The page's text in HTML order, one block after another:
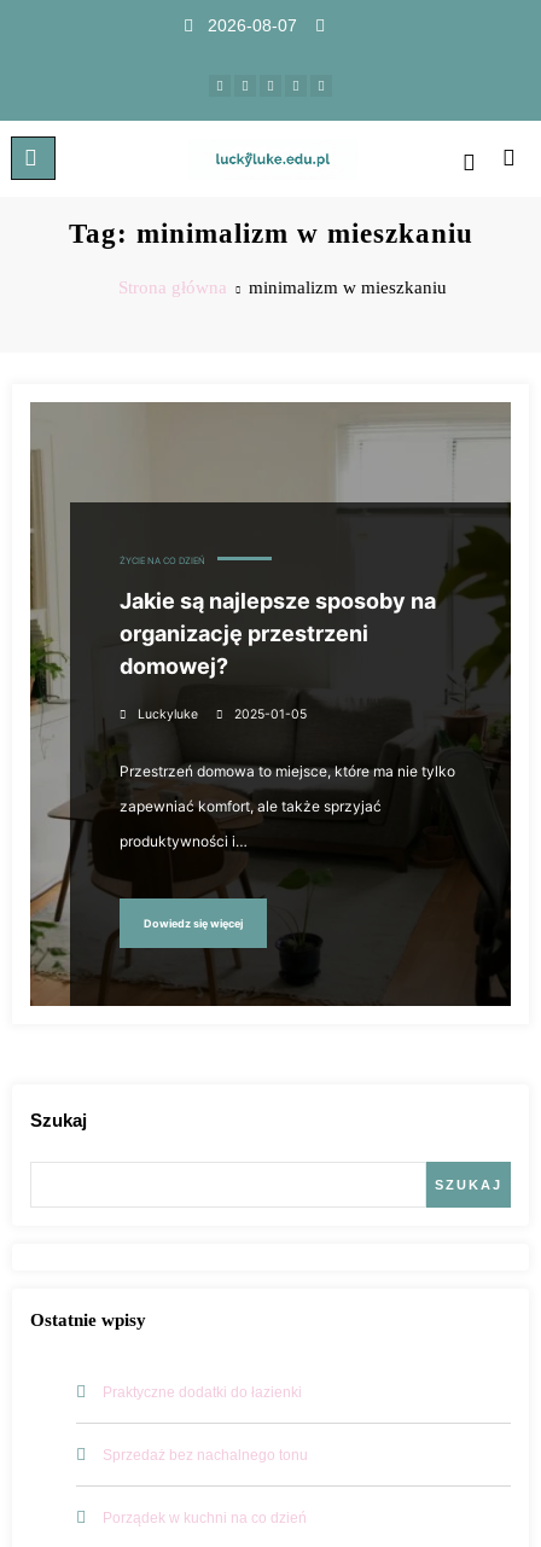
2026-08-07
Tag: minimalizm w mieszkaniu
Strona główna minimalizm w mieszkaniu
ŻYCIE NA CO DZIEŃ
Jakie są najlepsze sposoby na
organizację przestrzeni
domowej?
Luckyluke 2025-01-05
Przestrzeń domowa to miejsce, które ma nie tylko
zapewniać komfort, ale także sprzyjać
produktywności i…
Dowiedz się więcej
Szukaj
SZUKAJ
Ostatnie wpisy
Praktyczne dodatki do łazienki
Sprzedaż bez nachalnego tonu
Porządek w kuchni na co dzień